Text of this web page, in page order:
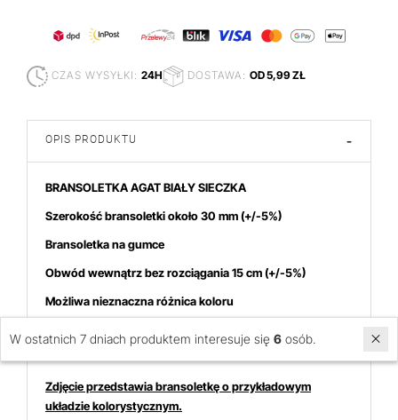
CZAS WYSYŁKI: 24H DOSTAWA: OD 5,99 ZŁ
OPIS PRODUKTU -
BRANSOLETKA AGAT BIAŁY SIECZKA
Szerokość bransoletki około 30 mm(+/-5%)
Bransoletka na gumce
Obwód wewnątrz bez rozciągania 15 cm (+/-5%)
Możliwa nieznaczna różnica koloru
Zdjęcie przedstawia bransoletkę o przykładowym
układzie kolorystycznym.
W ostatnich 7 dniach produktem interesuje się 6 osób.